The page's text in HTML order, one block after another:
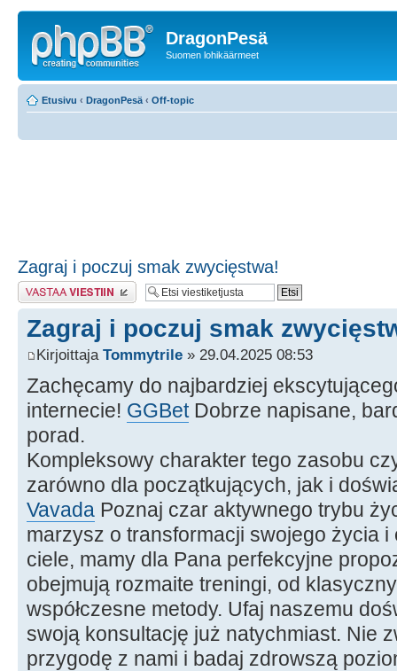
DragonPesä
Suomen lohikäärmeet
Etusivu ‹ DragonPesä ‹ Off-topic
Zagraj i poczuj smak zwycięstwa!
Lähetä vastaus
Zagraj i poczuj smak
Kirjoittaja Tommytrile » 29.04.2025 08:53
Zachęcamy do najbardziej
internecie! GGBetDobrze napisane,
porad.
Kompleksowy charakter tego zasobu
zarówno dla początkujących, jak i
Vavada Poznaj czar aktywnego trybu
marzysz o transformacji swojego życia
ciele, mamy dla Pana perfekcyjne
obejmują rozmaite treningi, od
współczesne metody. Ufaj naszemu
swoją konsultację już natychmiast. Nie
przygodę z nami i badaj zdrowszą